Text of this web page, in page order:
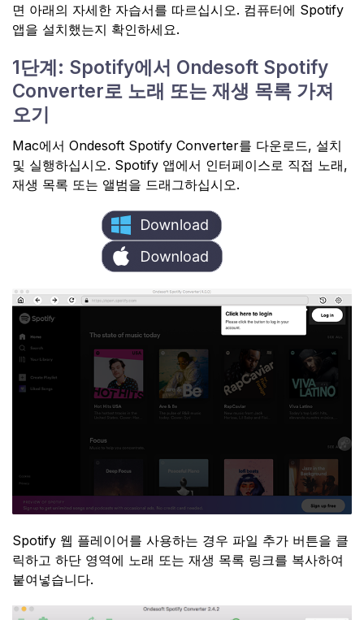
면 아래의 자세한 자습서를 따르십시오. 컴퓨터에 Spotify
앱을 설치했는지 확인하세요.
1단계: Spotify에서 Ondesoft Spotify
Converter로 노래 또는 재생 목록 가져
오기
Mac에서 Ondesoft Spotify Converter를 다운로드, 설치
및 실행하십시오. Spotify 앱에서 인터페이스로 직접 노래,
재생 목록 또는 앨범을 드래그하십시오.
Spotify 웹 플레이어를 사용하는 경우 파일 추가 버튼을 클
릭하고 하단 영역에 노래 또는 재생 목록 링크를 복사하여
붙여넣습니다.